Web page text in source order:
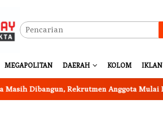
MEGAPOLITAN DAERAH KOLOM IKLAN
Rekrutmen Anggota Mulai Berjalan